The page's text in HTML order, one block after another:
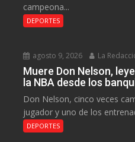
campeona...
DEPORTES
agosto 9, 2026 La
Muere Don Nelson,
la NBA desde los
Don Nelson, cinco veces
jugador y uno de los
DEPORTES